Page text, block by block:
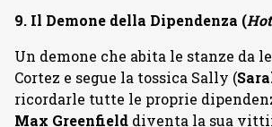
9. Il Demone della Dipendenza (
Un demone che abita le stanze da
Cortez e segue la tossica Sally (
ricordarle tutte le proprie
Max Greenfield diventa la sua